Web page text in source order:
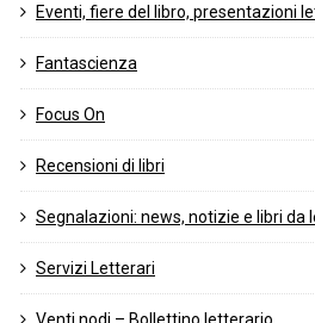
Eventi, fiere del libro, presentazioni
Fantascienza
Focus On
Recensioni di libri
Segnalazioni: news, notizie e libri da
Servizi Letterari